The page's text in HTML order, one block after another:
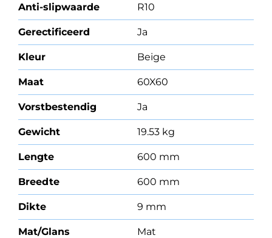
Anti-slipwaarde R10
Gerectificeerd Ja
Kleur Beige
Maat 60X60
Vorstbestendig Ja
Gewicht 19.53 kg
Lengte 600 mm
Breedte 600 mm
Dikte 9 mm
Mat/Glans Mat